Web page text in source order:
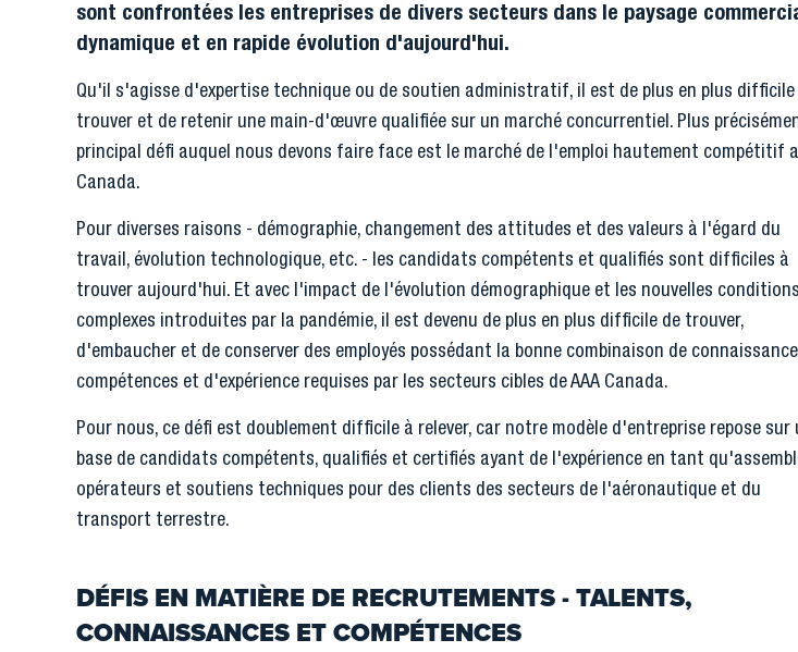
sont confrontées les entreprises de divers secteurs dans le paysage
dynamique et en rapide évolution d'aujourd'hui.
Qu'il s'agisse d'expertise technique ou de soutien administratif, il est de plus en plus difficile
trouver et de retenir une main-d'œuvre qualifiée sur un marché concurrentiel. Plus
principal défi auquel nous devons faire face est le marché de l'emploi hautement compétitif
Canada.
Pour diverses raisons - démographie, changement des attitudes et des valeurs à l'égard du
travail, évolution technologique, etc. - les candidats compétents et qualifiés sont difficiles à
trouver aujourd'hui. Et avec l'impact de l'évolution démographique et les nouvelles conditions
complexes introduites par la pandémie, il est devenu de plus en plus difficile de trouver,
d'embaucher et de conserver des employés possédant la bonne combinaison de
compétences et d'expérience requises par les secteurs cibles de AAA Canada.
Pour nous, ce défi est doublement difficile à relever, car notre modèle d'entreprise repose sur
base de candidats compétents, qualifiés et certifiés ayant de l'expérience en tant
opérateurs et soutiens techniques pour des clients des secteurs de l'aéronautique et du
transport terrestre.
DÉFIS EN MATIÈRE DE RECRUTEMENTS - TALENTS,
CONNAISSANCES ET COMPÉTENCES